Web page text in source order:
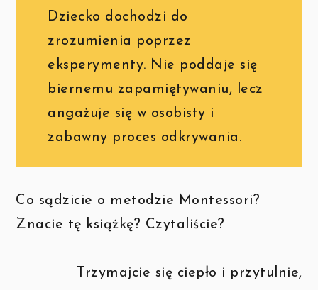
Dziecko dochodzi do
zrozumienia poprzez
eksperymenty. Nie poddaje się
biernemu zapamiętywaniu, lecz
angażuje się w osobisty i
zabawny proces odkrywania.
Co sądzicie o metodzie Montessori?
Znacie tę książkę? Czytaliście?
Trzymajcie się ciepło i przytulnie,